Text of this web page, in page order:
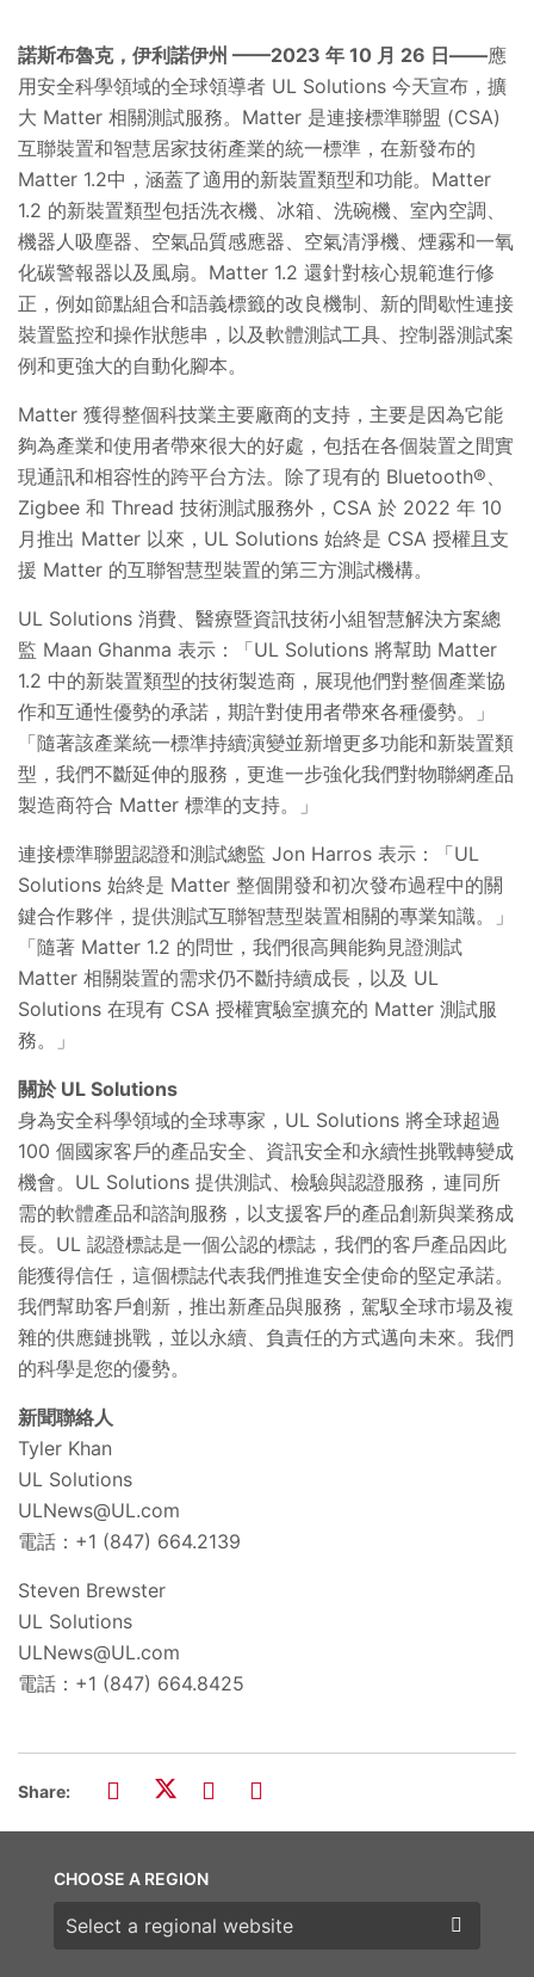
諾斯布魯克，伊利諾伊州 ——2023 年 10 月 26 日——應
用安全科學領域的全球領導者 UL Solutions 今天宣布，擴
大 Matter 相關測試服務。Matter 是連接標準聯盟 (CSA)
互聯裝置和智慧居家技術產業的統一標準，在新發布的
Matter 1.2中，涵蓋了適用的新裝置類型和功能。Matter
1.2 的新裝置類型包括洗衣機、冰箱、洗碗機、室內空調、
機器人吸塵器、空氣品質感應器、空氣清淨機、煙霧和一氧
化碳警報器以及風扇。Matter 1.2 還針對核心規範進行修
正，例如節點組合和語義標籤的改良機制、新的間歇性連接
裝置監控和操作狀態串，以及軟體測試工具、控制器測試案
例和更強大的自動化腳本。
Matter 獲得整個科技業主要廠商的支持，主要是因為它能
夠為產業和使用者帶來很大的好處，包括在各個裝置之間實
現通訊和相容性的跨平台方法。除了現有的 Bluetooth®、
Zigbee 和 Thread 技術測試服務外，CSA 於 2022 年 10
月推出 Matter 以來，UL Solutions 始終是 CSA 授權且支
援 Matter 的互聯智慧型裝置的第三方測試機構。
UL Solutions 消費、醫療暨資訊技術小組智慧解決方案總
監 Maan Ghanma 表示：「UL Solutions 將幫助 Matter
1.2 中的新裝置類型的技術製造商，展現他們對整個產業協
作和互通性優勢的承諾，期許對使用者帶來各種優勢。」
「隨著該產業統一標準持續演變並新增更多功能和新裝置類
型，我們不斷延伸的服務，更進一步強化我們對物聯網產品
製造商符合 Matter 標準的支持。」
連接標準聯盟認證和測試總監 Jon Harros 表示：「UL
Solutions 始終是 Matter 整個開發和初次發布過程中的關
鍵合作夥伴，提供測試互聯智慧型裝置相關的專業知識。」
「隨著 Matter 1.2 的問世，我們很高興能夠見證測試
Matter 相關裝置的需求仍不斷持續成長，以及 UL
Solutions 在現有 CSA 授權實驗室擴充的 Matter 測試服
務。」
關於 UL Solutions
身為安全科學領域的全球專家，UL Solutions 將全球超過
100 個國家客戶的產品安全、資訊安全和永續性挑戰轉變成
機會。UL Solutions 提供測試、檢驗與認證服務，連同所
需的軟體產品和諮詢服務，以支援客戶的產品創新與業務成
長。UL 認證標誌是一個公認的標誌，我們的客戶產品因此
能獲得信任，這個標誌代表我們推進安全使命的堅定承諾。
我們幫助客戶創新，推出新產品與服務，駕馭全球市場及複
雜的供應鏈挑戰，並以永續、負責任的方式邁向未來。我們
的科學是您的優勢。
新聞聯絡人
Tyler Khan
UL Solutions
ULNews@UL.com
電話：+1 (847) 664.2139
Steven Brewster
UL Solutions
ULNews@UL.com
電話：+1 (847) 664.8425
Share:
CHOOSE A REGION
Choose a region